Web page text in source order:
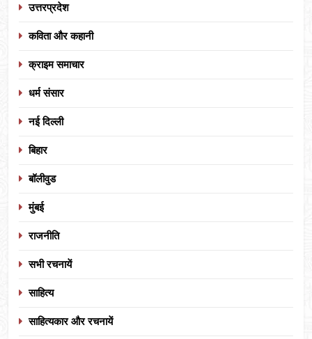
उत्तरप्रदेश
कविता और कहानी
क्राइम समाचार
धर्म संसार
नई दिल्ली
बिहार
बॉलीवुड
मुंबई
राजनीति
सभी रचनायें
साहित्य
साहित्यकार और रचनायें